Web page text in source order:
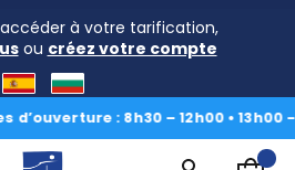
à votre tarification,
ou créez votre compte
: 8h30 – 12h00 • 13h00 -